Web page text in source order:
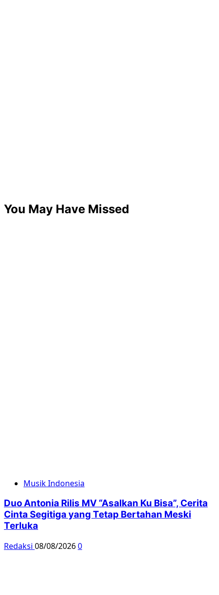
You May Have Missed
Musik Indonesia
Duo Antonia Rilis MV “Asalkan Ku Bisa”, Cerita
Cinta Segitiga yang Tetap Bertahan Meski
Terluka
Redaksi 08/08/20260